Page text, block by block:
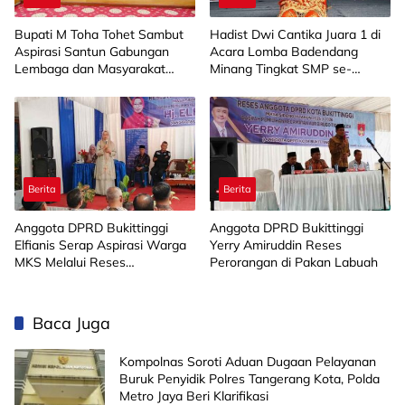
Bupati M Toha Tohet Sambut
Aspirasi Santun Gabungan
Lembaga dan Masyarakat
Hadist Dwi Cantika Juara 1 di
Acara Lomba Badendang
Minang Tingkat SMP se-
Berita
Anggota DPRD Bukittinggi
Elfianis Serap Aspirasi Warga
MKS Melalui Reses
Berita
Anggota DPRD Bukittinggi
Yerry Amiruddin Reses
Perorangan di Pakan Labuah
Baca Juga
Kompolnas Soroti Aduan Dugaan Pelayanan
Buruk Penyidik Polres Tangerang Kota, Polda
Metro Jaya Beri Klarifikasi